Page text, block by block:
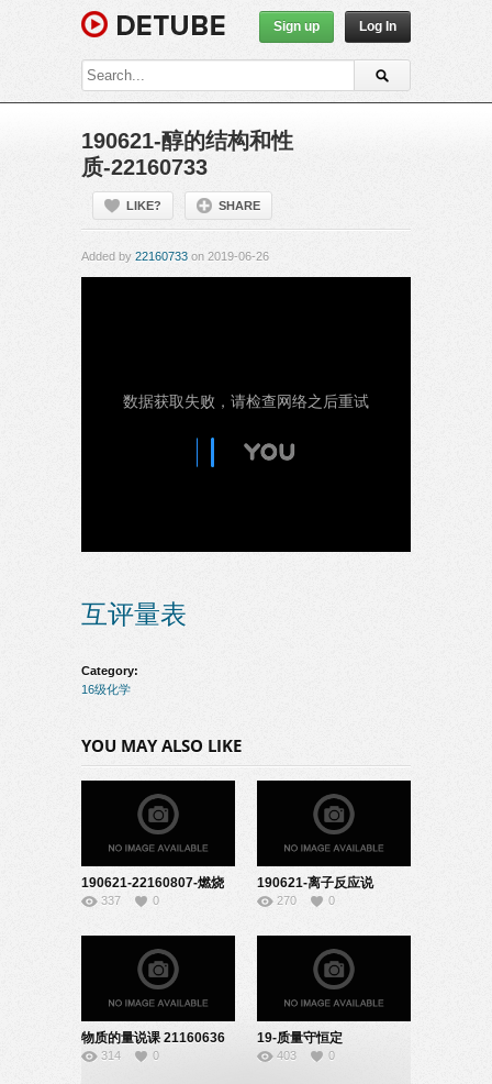
Sign up Log In
190621-醇的结构和性
质-22160733
LIKE? SHARE
Added by 22160733 on 2019-06-26
互评量表
Category:
16级化学
YOU MAY ALSO LIKE
190621-22160807-燃烧
的条件说课
337 0
190621-离子反应说
课-08160225
270 0
物质的量说课 21160636
314 0
19-质量守恒定
律-21160636
403 0